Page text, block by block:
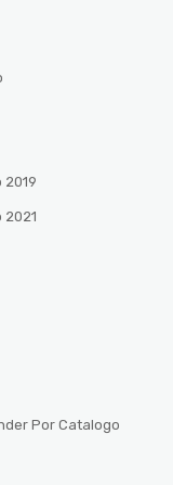
2019
2021
Por Catalogo